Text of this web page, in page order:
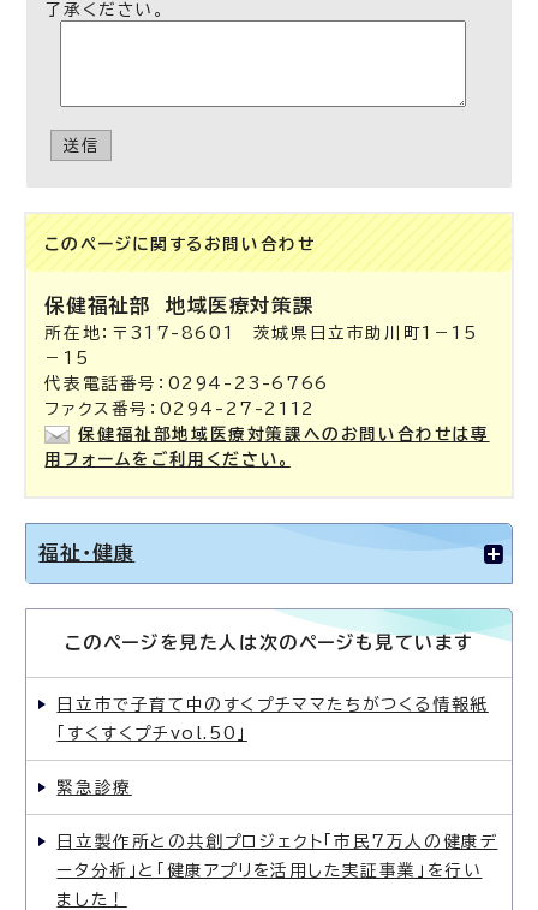
了承ください。
送信
このページに関する お問い合わせ
保健福祉部地域医療対策課
所在地：〒317-8601 茨城県日立市助川町1－15
－15
代表電話番号：0294-23-6766
ファクス番号：0294-27-2112
保健福祉部地域医療対策課へのお問い合わせは専
用フォームをご利用ください。
福祉・健康
このページを見た人は次のページも見ています
日立市で子育て中のすくプチママたちがつくる情報紙
「すくすくプチvol.50」
緊急診療
日立製作所との共創プロジェクト「市民7万人の健康デ
ータ分析」と「健康アプリを活用した実証事業」を行い
ました！